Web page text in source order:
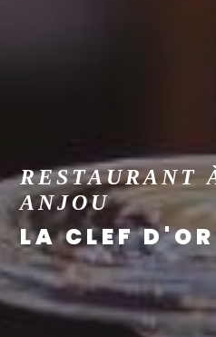
RESTAURANT
ANJOU
LA CLEF D'OR